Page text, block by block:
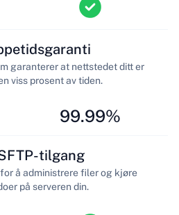
garanterer at nettstedet ditt er
viss prosent av tiden.
99.99%
tilgang
å administrere filer og kjøre
på serveren din.